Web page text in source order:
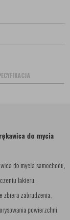
do mycia
do mycia samochodu,
lakieru.
zbiera zabrudzenia,
powierzchni.